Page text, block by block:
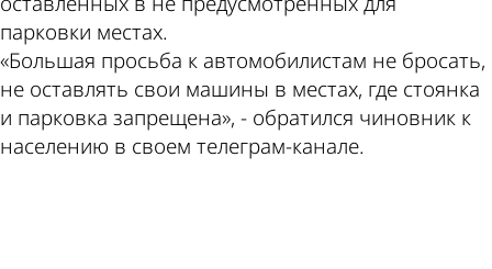
парковки местах.
«Большая просьба к автомобилистам не бросать,
не оставлять свои машины в местах, где стоянка
и парковка запрещена», - обратился чиновник к
населению в своем телеграм-канале.